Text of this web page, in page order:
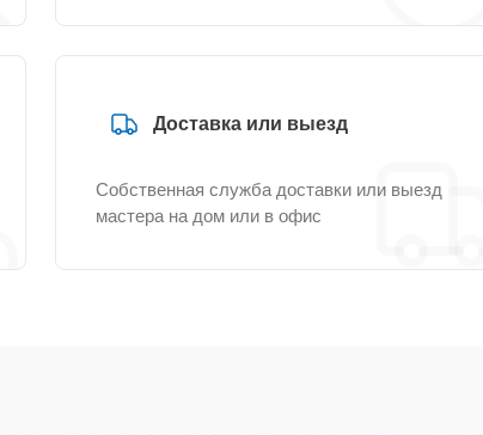
Доставка или выезд
Собственная служба доставки или выезд
мастера на дом или в офис